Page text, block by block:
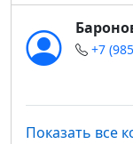
+7
Показать все